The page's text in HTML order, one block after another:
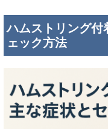
ハムストリング付
ェック方法